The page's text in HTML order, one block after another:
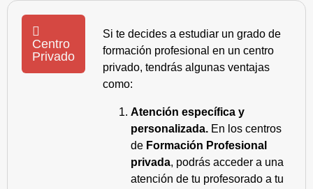
Centro
Privado
Si te decides a estudiar un grado de
formación profesional en un centro
privado, tendrás algunas ventajas
como:
Atención específica y
personalizada. En los centros
de Formación Profesional
privada, podrás acceder a una
atención de tu profesorado a tu